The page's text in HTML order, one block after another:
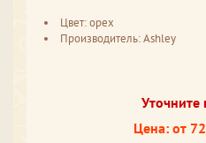
Цвет: орех
Производитель: Ashley
Уточните
Цена: от